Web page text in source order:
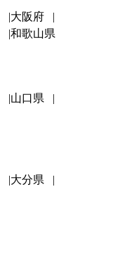
大阪府
和歌山県
山口県
大分県